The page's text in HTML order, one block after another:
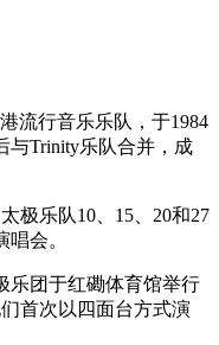
流行音乐乐队，于1984
与Trinity乐队合并，成
极乐队10、15、20和27
会。
乐团于红磡体育馆举行
首次以四面台方式演